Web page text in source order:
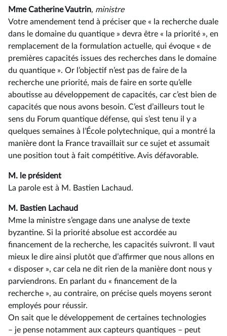
Mme Catherine Vautrin, ministre
Votre amendement tend à préciser que « la recherche duale
dans le domaine du quantique » devra être « la priorité », en
remplacement de la formulation actuelle, qui évoque « de
premières capacités issues des recherches dans le domaine
du quantique ». Or l’objectif n’est pas de faire de la
recherche une priorité, mais de faire en sorte qu’elle
aboutisse au développement de capacités, car c’est bien de
capacités que nous avons besoin. C’est d’ailleurs tout le
sens du Forum quantique défense, qui s’est tenu il y a
quelques semaines à l’École polytechnique, qui a montré la
manière dont la France travaillait sur ce sujet et assumait
une position tout à fait compétitive. Avis défavorable.
M. le président
La parole est à M. Bastien Lachaud.
M. Bastien Lachaud
Mme la ministre s’engage dans une analyse de texte
byzantine. Si la priorité absolue est accordée au
financement de la recherche, les capacités suivront. Il vaut
mieux le dire ainsi plutôt que d’affirmer que nous allons en
« disposer », car cela ne dit rien de la manière dont nous y
parviendrons. En parlant du « financement de la
recherche », au contraire, on précise quels moyens seront
employés pour réussir.
On sait que le développement de certaines technologies
–⁠ je pense notamment aux capteurs quantiques – peut